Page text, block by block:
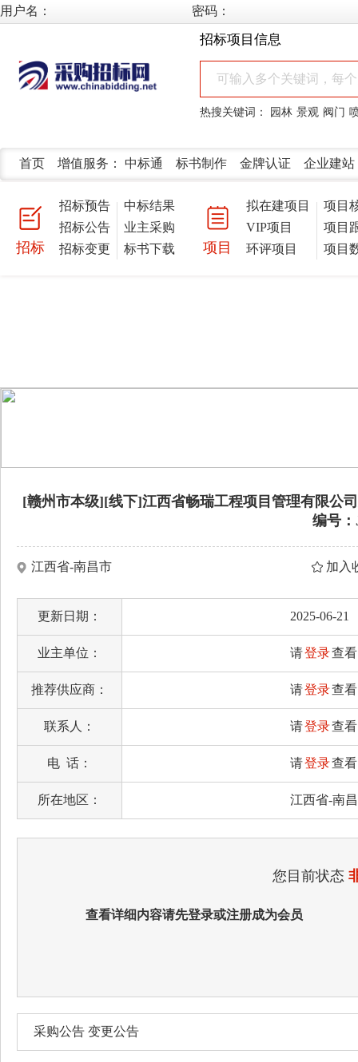
用户名： 密码：
招标项目信息
热搜关键词： 园林 景观 阀门
首页 增值服务： 中标通 标书制作 金牌认证 企业建站
招标
招标预告
招标公告
招标变更
中标结果
业主采购
标书下载
项目
拟在建项目
VIP项目
环评项目
项目
项目
项目
[赣州市本级][线下]江西省畅瑞工程项目管理有限公
编号
江西省-南昌市 加入
更新日期： 2025-06-21
业主单位： 请登录查看
推荐供应商： 请登录查看
联系人： 请登录查看
电 话： 请登录查看
所在地区： 江西省-南
您目前状态
查看详细内容请先登录或注册成为会员
采购公告 变更公告